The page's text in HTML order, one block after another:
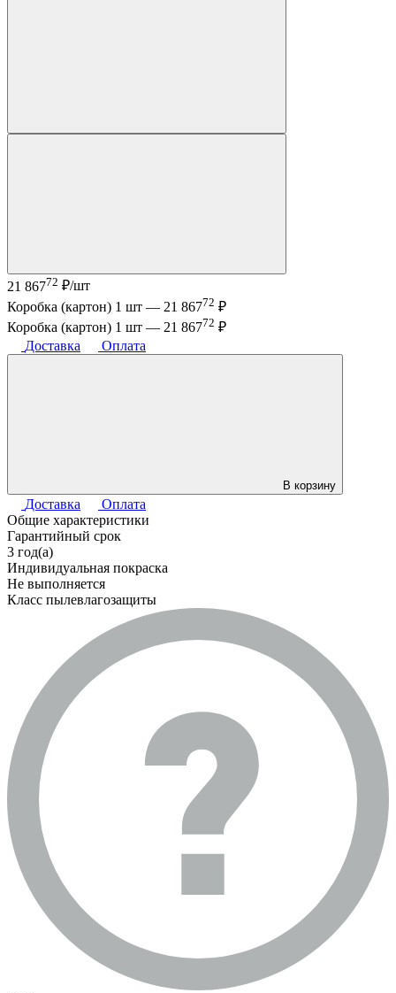
21 86772 ₽/шт
Коробка (картон) 1 шт — 21 86772 ₽
Коробка (картон) 1 шт — 21 86772 ₽
Доставка
Оплата
В корзину
Доставка
Оплата
Общие характеристики
Гарантийный срок
3 год(а)
Индивидуальная покраска
Не выполняется
Класс пылевлагозащиты